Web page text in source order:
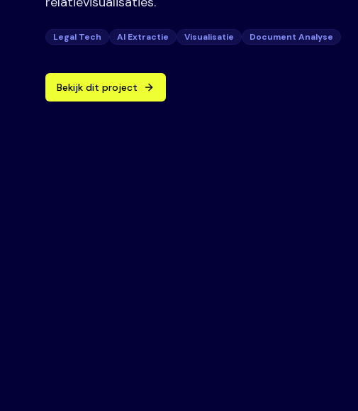
Legal Tech AI Extractie Visualisatie Document Analyse
Bekijk dit project